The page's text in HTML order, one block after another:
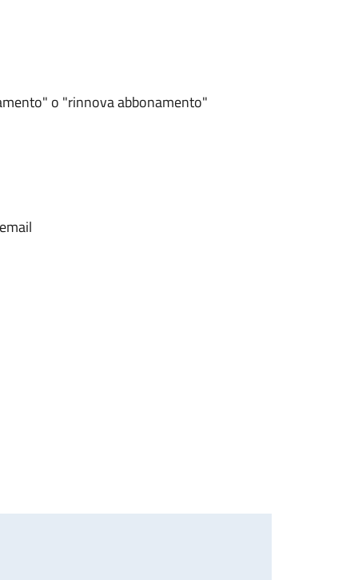
o "rinnova abbonamento"